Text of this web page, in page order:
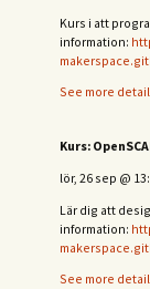
Kurs i att
information:
See more
Kurs:
lör, 26 sep @
Lär dig att
information:
See more